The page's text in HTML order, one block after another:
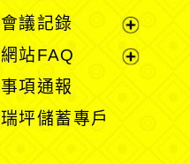
會議記錄
展
開
網站FAQ
事項通報
瑞坪儲蓄專戶